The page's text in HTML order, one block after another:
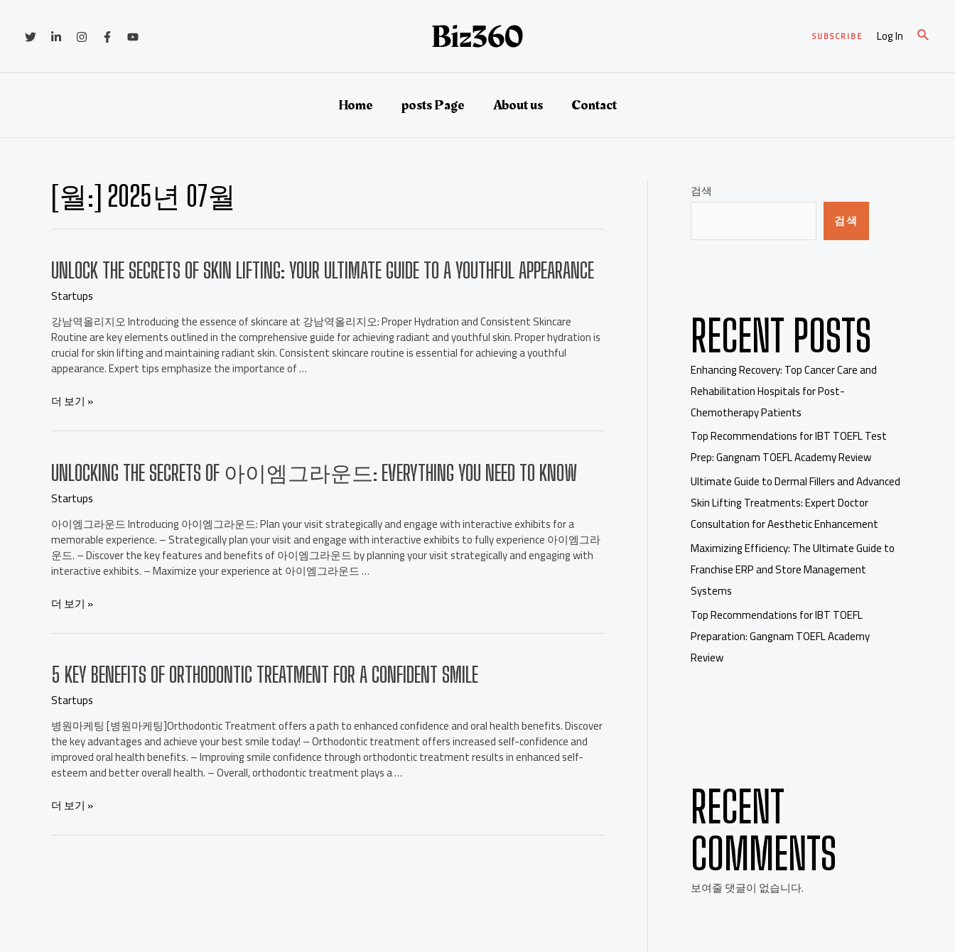
SUBSCRIBE Log In
Home posts Page About us Contact
[월:] 2025년 07월
UNLOCK THE SECRETS OF SKIN LIFTING: YOUR ULTIMATE GUIDE TO A YOUTHFUL APPEARANCE
Startups
강남역올리지오 Introducing the essence of skincare at 강남역올리지오: Proper Hydration and Consistent Skincare
Routine are key elements outlined in the comprehensive guide for achieving radiant and youthful skin. Proper hydration is
crucial for skin lifting and maintaining radiant skin. Consistent skincare routine is essential for achieving a youthful
appearance. Expert tips emphasize the importance of …
더 보기 »
UNLOCKING THE SECRETS OF 아이엠그라운드: EVERYTHING YOU NEED TO KNOW
Startups
아이엠그라운드 Introducing 아이엠그라운드: Plan your visit strategically and engage with interactive exhibits for a
memorable experience. – Strategically plan your visit and engage with interactive exhibits to fully experience 아이엠그라
운드. – Discover the key features and benefits of 아이엠그라운드 by planning your visit strategically and engaging with
interactive exhibits. – Maximize your experience at 아이엠그라운드 …
더 보기 »
5 KEY BENEFITS OF ORTHODONTIC TREATMENT FOR A CONFIDENT SMILE
Startups
병원마케팅 [병원마케팅]Orthodontic Treatment offers a path to enhanced confidence and oral health benefits. Discover
the key advantages and achieve your best smile today! – Orthodontic treatment offers increased self-confidence and
improved oral health benefits. – Improving smile confidence through orthodontic treatment results in enhanced self-
esteem and better overall health. – Overall, orthodontic treatment plays a …
더 보기 »
검색
검색
RECENT POSTS
Enhancing Recovery: Top Cancer Care and
Rehabilitation Hospitals for Post-
Chemotherapy Patients
Top Recommendations for IBT TOEFL Test
Prep: Gangnam TOEFL Academy Review
Ultimate Guide to Dermal Fillers and Advanced
Skin Lifting Treatments: Expert Doctor
Consultation for Aesthetic Enhancement
Maximizing Efficiency: The Ultimate Guide to
Franchise ERP and Store Management
Systems
Top Recommendations for IBT TOEFL
Preparation: Gangnam TOEFL Academy
Review
RECENT
COMMENTS
보여줄 댓글이 없습니다.